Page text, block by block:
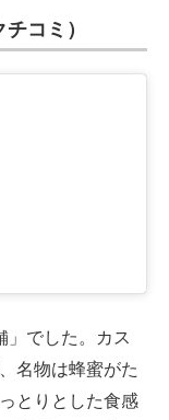
コミ）
でした。カス
名物は蜂蜜がた
とりとした食感